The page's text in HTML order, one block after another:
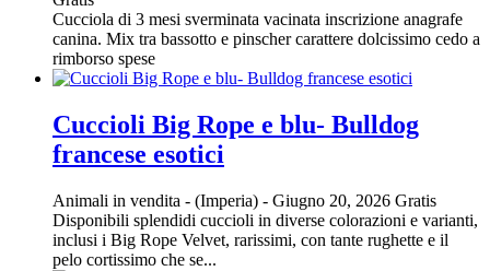
Cucciola di 3 mesi sverminata vacinata inscrizione anagrafe
canina. Mix tra bassotto e pinscher carattere dolcissimo cedo a
rimborso spese
Cuccioli Big Rope e blu- Bulldog
francese esotici
Animali in vendita - (Imperia) - Giugno 20, 2026 Gratis
Disponibili splendidi cuccioli in diverse colorazioni e varianti,
inclusi i Big Rope Velvet, rarissimi, con tante rughette e il
pelo cortissimo che se...